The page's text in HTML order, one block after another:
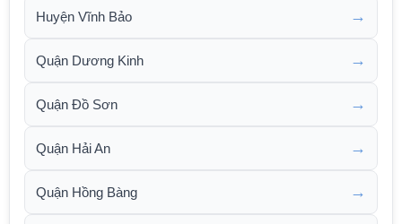
Huyện Vĩnh Bảo →
Quận Dương Kinh →
Quận Đồ Sơn →
Quận Hải An →
Quận Hồng Bàng →